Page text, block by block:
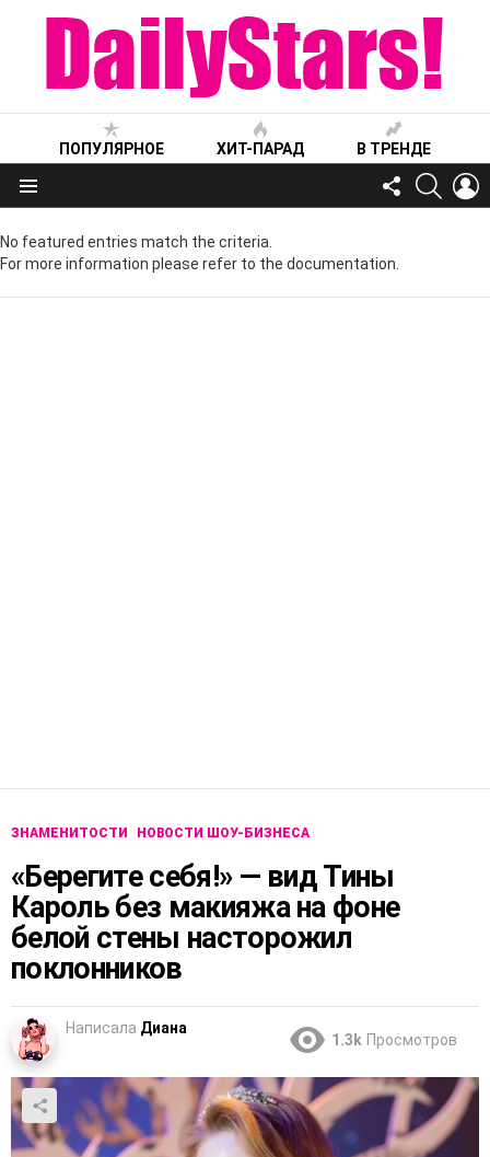
ПОПУЛЯРНОЕ ХИТ-ПАРАД В ТРЕНДЕ
Меню
FOLLOW
US
No featured entries match the criteria.
For more information please refer to the documentation.
ЗНАМЕНИТОСТИ НОВОСТИ ШОУ-БИЗНЕСА
«Берегите себя!» — вид Тины
Кароль без макияжа на фоне
белой стены насторожил
поклонников
Написала Диана
1.3k Просмотров